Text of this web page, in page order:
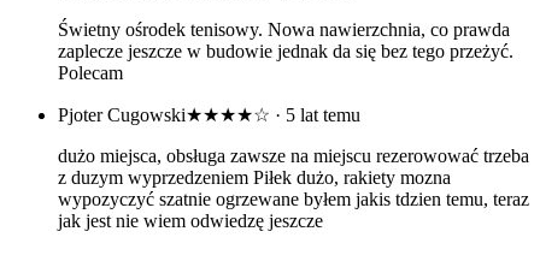
Świetny ośrodek tenisowy. Nowa nawierzchnia, co prawda
zaplecze jeszcze w budowie jednak da się bez tego przeżyć.
Polecam
Pjoter Cugowski★★★★☆ · 5 lat temu
dużo miejsca, obsługa zawsze na miejscu rezerowować trzeba
z duzym wyprzedzeniem Piłek dużo, rakiety mozna
wypozyczyć szatnie ogrzewane byłem jakis tdzien temu, teraz
jak jest nie wiem odwiedzę jeszcze